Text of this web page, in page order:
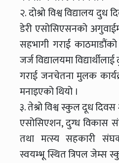
२. दोश्रो विश्व विद्यालय
डेरी एसोसिएसनको
सहभागी गराई
जर्ज विद्यालयमा
गराई जनचेतना मुलक
मनाइएको थियो ।
३. तेश्रो विश्व स्कुल दूध
एसोसिएशन, दुग्ध विकास
तथा मत्स्य सहकारी
स्वयम्भू स्थित त्रिपल जेम्स